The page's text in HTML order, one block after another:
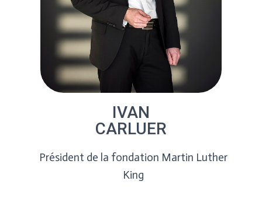
IVAN
CARLUER
Président de la fondation Martin Luther
King